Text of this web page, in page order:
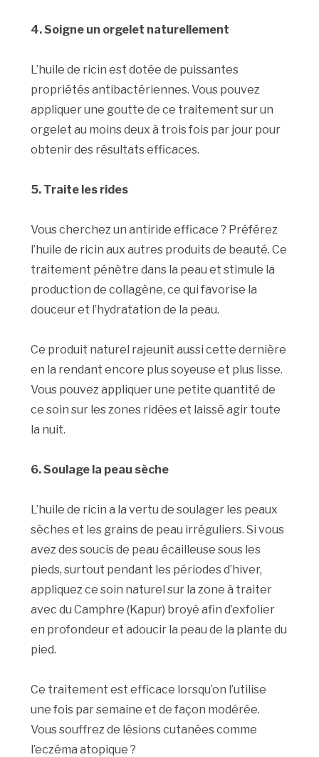
4. Soigne un orgelet naturellement
L’huile de ricin est dotée de puissantes
propriétés antibactériennes. Vous pouvez
appliquer une goutte de ce traitement sur un
orgelet au moins deux à trois fois par jour pour
obtenir des résultats efficaces.
5. Traite les rides
Vous cherchez un antiride efficace ? Préférez
l’huile de ricin aux autres produits de beauté. Ce
traitement pénètre dans la peau et stimule la
production de collagène, ce qui favorise la
douceur et l’hydratation de la peau.
Ce produit naturel rajeunit aussi cette dernière
en la rendant encore plus soyeuse et plus lisse.
Vous pouvez appliquer une petite quantité de
ce soin sur les zones ridées et laissé agir toute
la nuit.
6. Soulage la peau sèche
L’huile de ricin a la vertu de soulager les peaux
sèches et les grains de peau irréguliers. Si vous
avez des soucis de peau écailleuse sous les
pieds, surtout pendant les périodes d’hiver,
appliquez ce soin naturel sur la zone à traiter
avec du Camphre (Kapur) broyé afin d’exfolier
en profondeur et adoucir la peau de la plante du
pied.
Ce traitement est efficace lorsqu’on l’utilise
une fois par semaine et de façon modérée.
Vous souffrez de lésions cutanées comme
l’eczéma atopique ?